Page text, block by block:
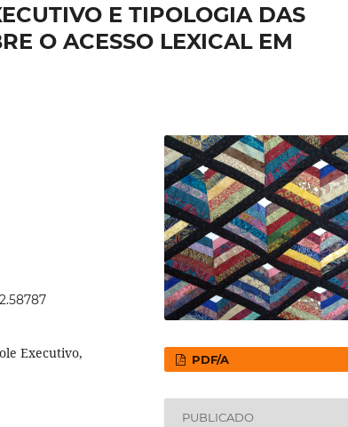
E TIPOLOGIA DAS
O ACESSO LEXICAL EM
Executivo,
PDF/A
PUBLICADO